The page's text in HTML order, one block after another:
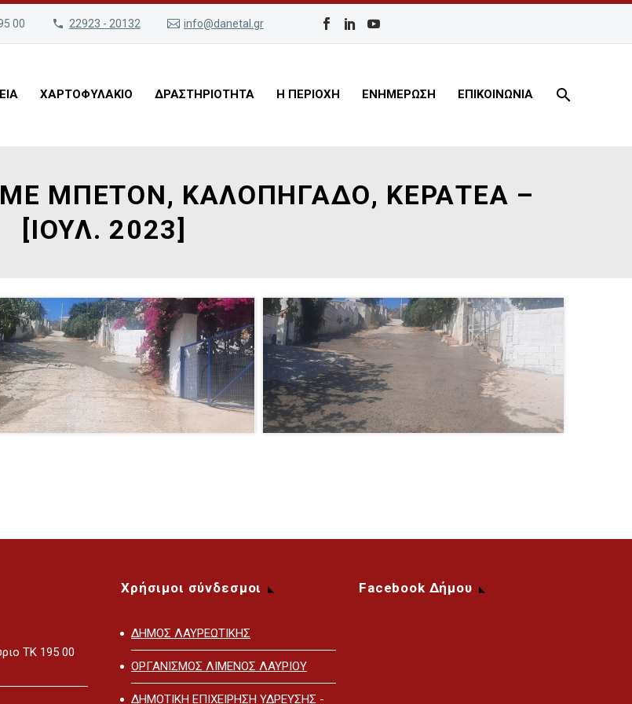
00 22923 - 20132 info@danetal.gr
ΧΑΡΤΟΦΥΛΑΚΙΟ ΔΡΑΣΤΗΡΙΟΤΗΤΑ Η ΠΕΡΙΟΧΗ ΕΝΗΜΕΡΩΣΗ ΕΠΙΚΟΙΝΩΝΙΑ
ΜΠΕΤΟΝ, ΚΑΛΟΠΗΓΑΔΟ, ΚΕΡΑΤΕΑ –
[ΙΟΥΛ. 2023]
ΤΚ 195 00
Χρήσιμοι σύνδεσμοι
ΔΗΜΟΣ ΛΑΥΡΕΩΤΙΚΗΣ
ΟΡΓΑΝΙΣΜΟΣ ΛΙΜΕΝΟΣ ΛΑΥΡΙΟΥ
ΔΗΜΟΤΙΚΗ ΕΠΙΧΕΙΡΗΣΗ ΥΔΡΕΥΣΗΣ -
Facebook Δήμου